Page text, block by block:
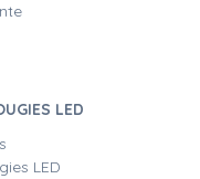
LED
LED